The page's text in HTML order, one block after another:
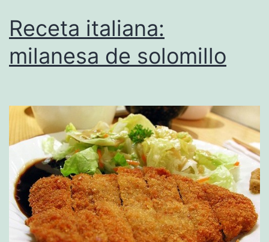
Receta italiana:
milanesa de solomillo